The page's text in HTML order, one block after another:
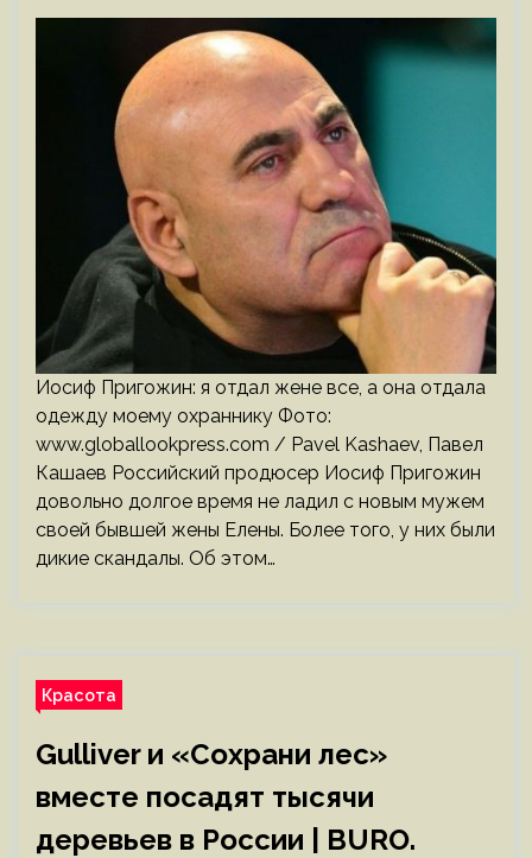
Иосиф Пригожин: я отдал жене все, а она отдала
одежду моему охраннику Фото:
www.globallookpress.com / Pavel Kashaev, Павел
Кашаев Российский продюсер Иосиф Пригожин
довольно долгое время не ладил с новым мужем
своей бывшей жены Елены. Более того, у них были
дикие скандалы. Об этом…
Красота
Gulliver и «Сохрани лес»
вместе посадят тысячи
деревьев в России | BURO.